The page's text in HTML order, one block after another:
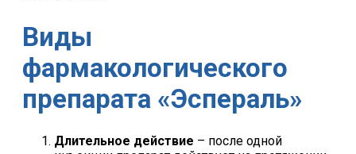
Виды
фармакологического
препарата «Эспераль»
Длительное действие – после одной